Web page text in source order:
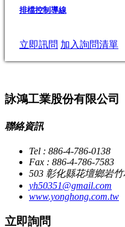
排檔控制導線
立即訊問 加入詢問清單
詠鴻工業股份有限公司
聯絡資訊
Tel : 886-4-786-0138
Fax : 886-4-786-7583
503 彰化縣花壇鄉岩
yh50351@gmail.com
www.yonghong.com.tw
立即詢問